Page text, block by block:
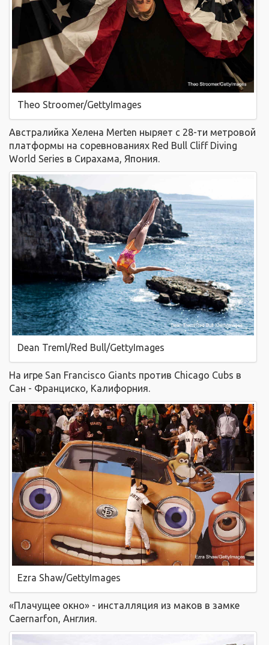
Theo Stroomer/GettyImages
Австралийка Хелена Merten ныряет с 28-ти метровой
платформы на соревнованиях Red Bull Cliff Diving
World Series в Сирахама, Япония.
Dean Treml/Red Bull/GettyImages
На игре San Francisco Giants против Chicago Cubs в
Сан - Франциско, Калифорния.
Ezra Shaw/GettyImages
«Плачущее окно» - инсталляция из маков в замке
Caernarfon, Англия.